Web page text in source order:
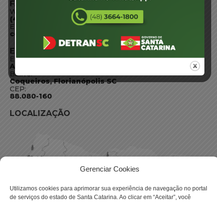
Gerenciar Cookies
Utilizamos cookies para aprimorar sua experiência de navegação no portal
de serviços do estado de Santa Catarina. Ao clicar em “Aceitar”, você
FALE CONOSCO
WhatsApp:
(48) 3664-1800
E-mail:
centraldeinformacoes@detran.sc.gov.br
ENDEREÇO
Endereço:
Av. Almirante Tamandaré - 480
Bairro:
Coqueiros, Florianópolis SC
CEP:
88.080-160
LOCALIZAÇÃO